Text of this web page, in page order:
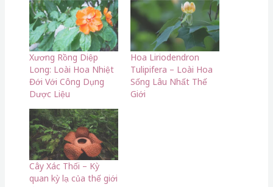
Xương Rồng Diệp
Long: Loài Hoa Nhiệt
Đới Với Công Dụng
Dược Liệu
Hoa Liriodendron
Tulipifera – Loài Hoa
Sống Lâu Nhất Thế
Giới
Cây Xác Thối – Kỳ
quan kỳ lạ của thế giới